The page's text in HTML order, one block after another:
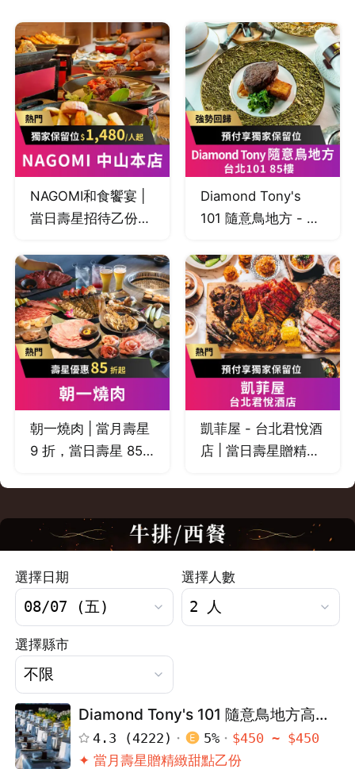
NAGOMI和食饗宴 |
當日壽星招待乙份
Diamond Tony's
101 隨意鳥地方 - 台
星用餐，贈精緻甜點
朝一燒肉 | 當月壽星
9 折，當日壽星 85
凱菲屋 - 台北君悅酒
店 | 當日壽星贈精緻
選擇日期 選擇人數
選擇縣市
Diamond Tony's 101 隨意鳥地方高空
觀景餐廳 - 台北101 85樓
4.3 (4222 ) 5% $450 ~ $450
✦ 當月壽星贈精緻甜點乙份